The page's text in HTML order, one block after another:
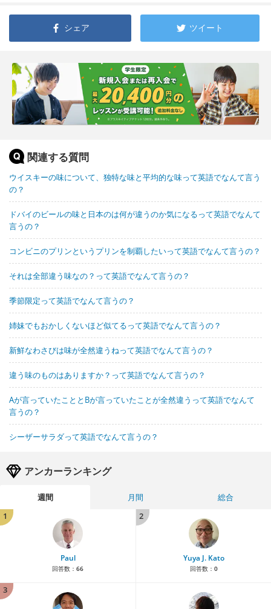
シェア ツイート
関連する質問
ウイスキーの味について、独特な味と平均的な味って英語でなんて言う
の？
ドバイのビールの味と日本のは何が違うのか気になるって英語でなんて
言うの？
コンビニのプリンというプリンを制覇したいって英語でなんて言うの？
それは全部違う味なの？って英語でなんて言うの？
季節限定って英語でなんて言うの？
姉妹でもおかしくないほど似てるって英語でなんて言うの？
新鮮なわさびは味が全然違うねって英語でなんて言うの？
違う味のものはありますか？って英語でなんて言うの？
Aが言っていたこととBが言っていたことが全然違うって英語でなんて
言うの？
シーザーサラダって英語でなんて言うの？
アンカーランキング
週間 月間
総合
1
Paul
回答数： 66
2
Yuya J. Kato
回答数： 0
3